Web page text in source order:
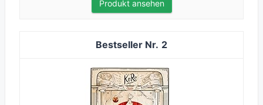
Produkt ansehen
2